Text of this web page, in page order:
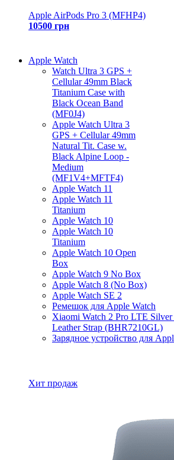
Apple AirPods Pro 3 (MFHP4)
10500 грн
Apple Watch
Watch Ultra 3 GPS +
Cellular 49mm Black
Titanium Case with
Black Ocean Band
(MF0J4)
Apple Watch Ultra 3
GPS + Cellular 49mm
Natural Tit. Case w.
Black Alpine Loop -
Medium
(MF1V4+MFTF4)
Apple Watch 11
Apple Watch 11
Titanium
Apple Watch 10
Apple Watch 10
Titanium
Apple Watch 10 Open
Box
Apple Watch 9 No Box
Apple Watch 8 (No Box)
Apple Watch SE 2
Ремешок для Apple Watch
Xiaomi Watch 2 Pro LTE
Leather Strap (BHR7210GL)
Зарядное устройство для
Хит продаж